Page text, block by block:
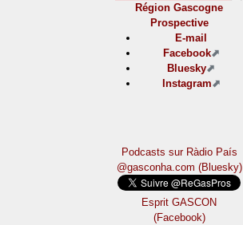
Région Gascogne
Prospective
E-mail
Facebook
Bluesky
Instagram
Podcasts sur Ràdio País
@gasconha.com (Bluesky)
Esprit GASCON
(Facebook)